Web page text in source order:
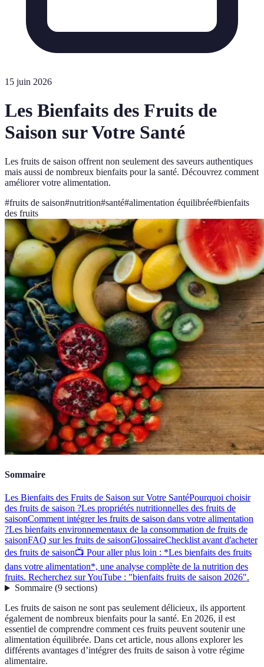
15 juin 2026
Les Bienfaits des Fruits de
Saison sur Votre Santé
Les fruits de saison offrent non seulement des saveurs authentiques
mais aussi de nombreux bienfaits pour la santé. Découvrez comment
améliorer votre alimentation.
#fruits de saison#nutrition#santé#alimentation équilibrée#bienfaits
des fruits
Sommaire
Les Bienfaits des Fruits de Saison sur Votre SantéPourquoi choisir
des fruits de saison ?Les propriétés nutritionnelles des fruits de
saisonComment intégrer les fruits de saison dans votre alimentation
?Les bienfaits environnementaux de la consommation de fruits de
saisonFAQ sur les fruits de saisonGlossaireChecklist avant d'acheter
des fruits de saison📺 Pour aller plus loin : *Les bienfaits des fruits
dans votre alimentation*, une analyse complète de la nutrition des
fruits. Recherchez sur YouTube : "bienfaits fruits de saison 2026".
Sommaire(9 sections)
Les fruits de saison ne sont pas seulement délicieux, ils apportent
également de nombreux bienfaits pour la santé. En 2026, il est
essentiel de comprendre comment ces fruits peuvent soutenir une
alimentation équilibrée. Dans cet article, nous allons explorer les
différents avantages d’intégrer des fruits de saison à votre régime
alimentaire.